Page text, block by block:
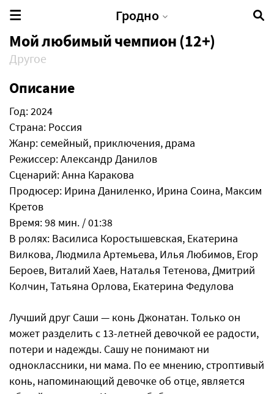
Гродно
Мой любимый чемпион (12+)
Другое
Описание
Год: 2024
Страна: Россия
Жанр: семейный, приключения, драма
Режиссер: Александр Данилов
Сценарий: Анна Каракова
Продюсер: Ирина Даниленко, Ирина Соина, Максим
Кретов
Время: 98 мин. / 01:38
В ролях: Василиса Коростышевская, Екатерина
Вилкова, Людмила Артемьева, Илья Любимов, Егор
Бероев, Виталий Хаев, Наталья Тетенова, Дмитрий
Колчин, Татьяна Орлова, Екатерина Федулова
Лучший друг Саши — конь Джонатан. Только он
может разделить с 13-летней девочкой ее радости,
потери и надежды. Сашу не понимают ни
одноклассники, ни мама. По ее мнению, строптивый
конь, напоминающий девочке об отце, является